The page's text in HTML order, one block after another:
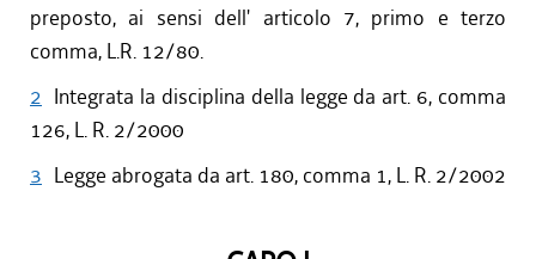
preposto, ai sensi dell' articolo 7, primo e terzo
comma, L.R. 12/80.
2 Integrata la disciplina della legge da art. 6, comma
126, L. R. 2/2000
3 Legge abrogata da art. 180, comma 1, L. R. 2/2002